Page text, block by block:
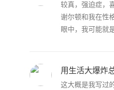
较真，强迫症，
谢尔顿和我在性
眼中，我可能就
用生活大爆炸
这大概是我写过